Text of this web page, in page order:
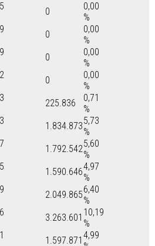
0
0,00
%
0
0,00
%
0
0,00
%
0
0,00
%
225.836
0,71
%
1.834.8735,73
%
1.792.5425,60
%
1.590.6464,97
%
2.049.8656,40
%
3.263.601 10,19
%
1.597.871 4,99